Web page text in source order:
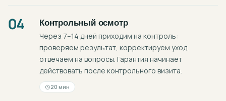
04 Контрольный осмотр
Через 7–14 дней приходим на контроль:
проверяем результат, корректируем уход,
отвечаем на вопросы. Гарантия начинает
действовать после контрольного визита.
20 мин